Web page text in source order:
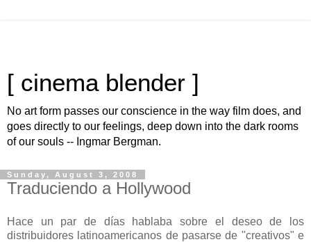
[ cinema blender ]
No art form passes our conscience in the way film does, and
goes directly to our feelings, deep down into the dark rooms
of our souls -- Ingmar Bergman.
Sunday, August 3, 2008
Traduciendo a Hollywood
Hace un par de días hablaba sobre el deseo de los
distribuidores latinoamericanos de pasarse de "creativos" e